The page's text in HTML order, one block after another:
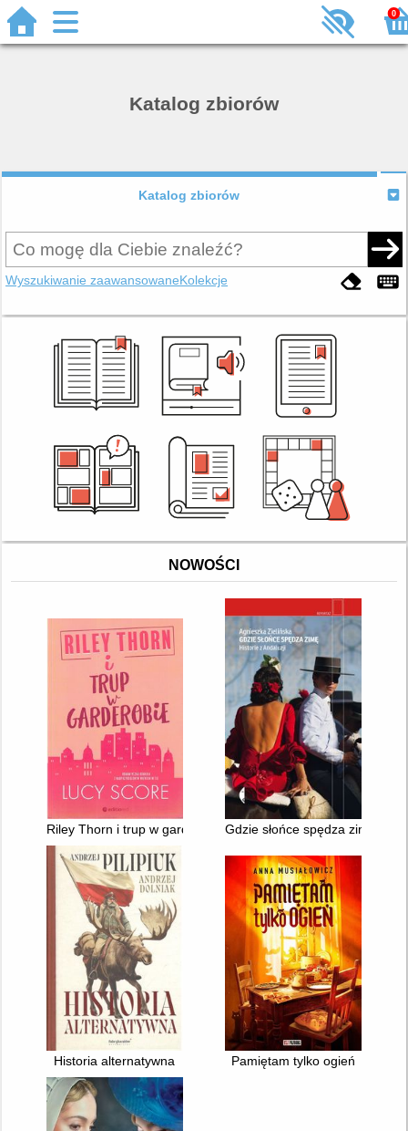
0
Katalog zbiorów
Katalog zbiorów
Wyszukiwanie zaawansowaneKolekcje
NOWOŚCI
Riley Thorn i trup w garderobie Gdzie słońce spędza zimę :
Historia alternatywna Pamiętam tylko ogień